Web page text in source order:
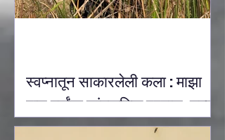
स्वप्नातून साकारलेली कला : माझा
पाच वर्षांचा सांस्कृतिक प्रवास: उल्का
देवऱुखकर